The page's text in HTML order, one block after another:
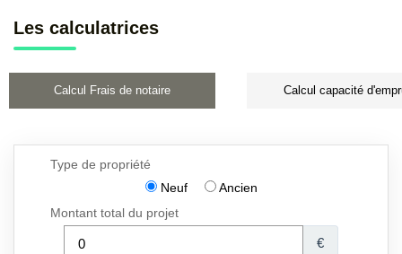
Les calculatrices
Calcul Frais de notaire Calcul capacité